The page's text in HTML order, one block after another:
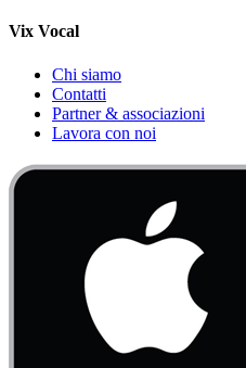
Vix Vocal
Chi siamo
Contatti
Partner & associazioni
Lavora con noi